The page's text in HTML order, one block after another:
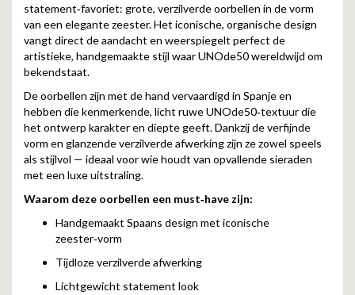
statement‑favoriet: grote, verzilverde oorbellen in de vorm
van een elegante zeester. Het iconische, organische design
vangt direct de aandacht en weerspiegelt perfect de
artistieke, handgemaakte stijl waar UNOde50 wereldwijd om
bekendstaat.
De oorbellen zijn met de hand vervaardigd in Spanje en
hebben die kenmerkende, licht ruwe UNOde50‑textuur die
het ontwerp karakter en diepte geeft. Dankzij de verfijnde
vorm en glanzende verzilverde afwerking zijn ze zowel speels
als stijlvol — ideaal voor wie houdt van opvallende sieraden
met een luxe uitstraling.
Waarom deze oorbellen een must‑have zijn:
Handgemaakt Spaans design met iconische
zeester‑vorm
Tijdloze verzilverde afwerking
Lichtgewicht statement look